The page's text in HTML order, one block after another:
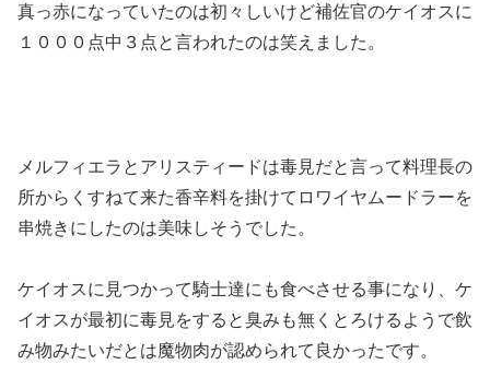
真っ赤になっていたのは初々しいけど補佐官のケイオスに
１０００点中３点と言われたのは笑えました。
メルフィエラとアリスティードは毒見だと言って料理長の
所からくすねて来た香辛料を掛けてロワイヤムードラーを
串焼きにしたのは美味しそうでした。
ケイオスに見つかって騎士達にも食べさせる事になり、ケ
イオスが最初に毒見をすると臭みも無くとろけるようで飲
み物みたいだとは魔物肉が認められて良かったです。